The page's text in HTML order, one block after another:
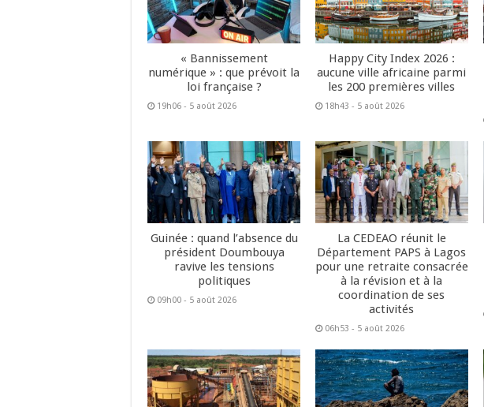
« Bannissement
numérique » : que prévoit la
loi française ?
19h06 - 5 août 2026
Happy City Index 2026 :
aucune ville africaine parmi
les 200 premières villes
18h43 - 5 août 2026
Guinée : quand l’absence du
président Doumbouya
ravive les tensions
politiques
09h00 - 5 août 2026
La CEDEAO réunit le
Département PAPS à Lagos
pour une retraite consacrée
à la révision et à la
coordination de ses
activités
06h53 - 5 août 2026